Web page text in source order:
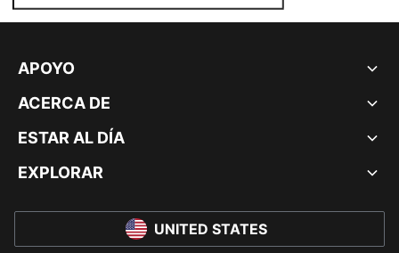
APOYO
ACERCA DE
ESTAR AL DÍA
EXPLORAR
UNITED STATES